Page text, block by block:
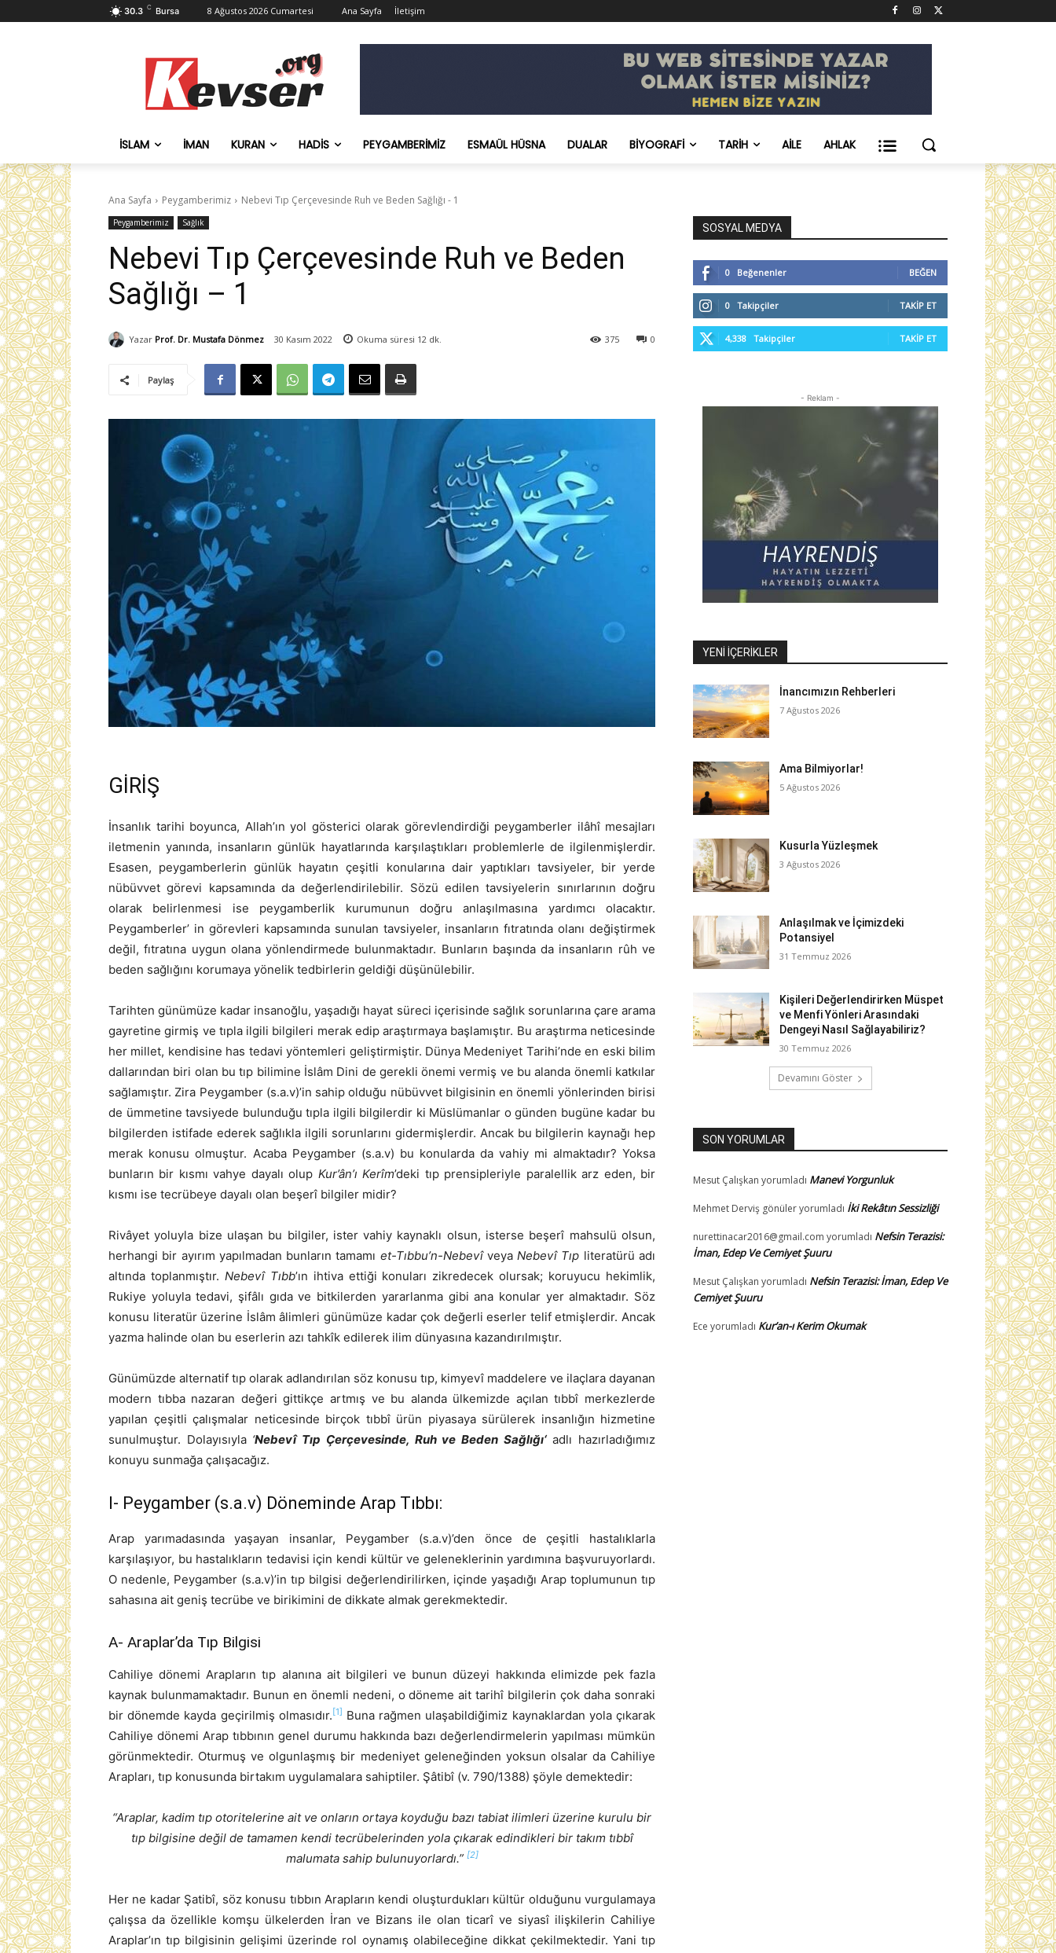
30.3 C Bursa 8 Ağustos 2026 Cumartesi Ana Sayfa İletişim
İSLAM İMAN KURAN HADIS PEYGAMBERIMIZ ESMAÜL HÜSNA DUALAR BIYOGRAFI TARIH AILE AHLAK
Ana Sayfa Peygamberimiz Nebevi Tıp Çerçevesinde Ruh ve Beden Sağlığı - 1
Peygamberimiz Sağlık
Nebevi Tıp Çerçevesinde Ruh ve Beden
Sağlığı – 1
Yazar Prof. Dr. Mustafa Dönmez 30 Kasım 2022 Okuma süresi 12 dk. 0
375
Paylaş
GİRİŞ
İnsanlık tarihi boyunca, Allah’ın yol gösterici olarak görevlendirdiği peygamberler ilâhî mesajları
iletmenin yanında, insanların günlük hayatlarında karşılaştıkları problemlerle de ilgilenmişlerdir.
Esasen, peygamberlerin günlük hayatın çeşitli konularına dair yaptıkları tavsiyeler, bir yerde
nübüvvet görevi kapsamında da değerlendirilebilir. Sözü edilen tavsiyelerin sınırlarının doğru
olarak belirlenmesi ise peygamberlik kurumunun doğru anlaşılmasına yardımcı olacaktır.
Peygamberler’ in görevleri kapsamında sunulan tavsiyeler, insanların fıtratında olanı değiştirmek
değil, fıtratına uygun olana yönlendirmede bulunmaktadır. Bunların başında da insanların rûh ve
beden sağlığını korumaya yönelik tedbirlerin geldiği düşünülebilir.
Tarihten günümüze kadar insanoğlu, yaşadığı hayat süreci içerisinde sağlık sorunlarına çare arama
gayretine girmiş ve tıpla ilgili bilgileri merak edip araştırmaya başlamıştır. Bu araştırma neticesinde
her millet, kendisine has tedavi yöntemleri geliştirmiştir. Dünya Medeniyet Tarihi’nde en eski bilim
dallarından biri olan bu tıp bilimine İslâm Dini de gerekli önemi vermiş ve bu alanda önemli katkılar
sağlamıştır. Zira Peygamber (s.a.v)’in sahip olduğu nübüvvet bilgisinin en önemli yönlerinden birisi
de ümmetine tavsiyede bulunduğu tıpla ilgili bilgilerdir ki Müslümanlar o günden bugüne kadar bu
bilgilerden istifade ederek sağlıkla ilgili sorunlarını gidermişlerdir. Ancak bu bilgilerin kaynağı hep
merak konusu olmuştur. Acaba Peygamber (s.a.v) bu konularda da vahiy mi almaktadır? Yoksa
bunların bir kısmı vahye dayalı olup Kur’ân’ı Kerîm’deki tıp prensipleriyle paralellik arz eden, bir
kısmı ise tecrübeye dayalı olan beşerî bilgiler midir?
Rivâyet yoluyla bize ulaşan bu bilgiler, ister vahiy kaynaklı olsun, isterse beşerî mahsulü olsun,
herhangi bir ayırım yapılmadan bunların tamamı et-Tıbbu’n-NebevîveyaNebevî Tıp literatürü adı
altında toplanmıştır. Nebevî Tıbb’ın ihtiva ettiği konuları zikredecek olursak; koruyucu hekimlik,
Rukiye yoluyla tedavi, şifâlı gıda ve bitkilerden yararlanma gibi ana konular yer almaktadır. Söz
konusu literatür üzerine İslâm âlimleri günümüze kadar çok değerli eserler telif etmişlerdir. Ancak
yazma halinde olan bu eserlerin azı tahkîk edilerek ilim dünyasına kazandırılmıştır.
Günümüzde alternatif tıp olarak adlandırılan söz konusu tıp, kimyevî maddelere ve ilaçlara dayanan
modern tıbba nazaran değeri gittikçe artmış ve bu alanda ülkemizde açılan tıbbî merkezlerde
yapılan çeşitli çalışmalar neticesinde birçok tıbbî ürün piyasaya sürülerek insanlığın hizmetine
sunulmuştur. Dolayısıyla ‘Nebevî Tıp Çerçevesinde, Ruh ve Beden Sağlığı‘adlı hazırladığımız
konuyu sunmağa çalışacağız.
I- Peygamber (s.a.v) Döneminde Arap Tıbbı:
Arap yarımadasında yaşayan insanlar, Peygamber (s.a.v)’den önce de çeşitli hastalıklarla
karşılaşıyor, bu hastalıkların tedavisi için kendi kültür ve geleneklerinin yardımına başvuruyorlardı.
O nedenle, Peygamber (s.a.v)’in tıp bilgisi değerlendirilirken, içinde yaşadığı Arap toplumunun tıp
sahasına ait geniş tecrübe ve birikimini de dikkate almak gerekmektedir.
A- Araplar’da Tıp Bilgisi
Cahiliye dönemi Arapların tıp alanına ait bilgileri ve bunun düzeyi hakkında elimizde pek fazla
kaynak bulunmamaktadır. Bunun en önemli nedeni, o döneme ait tarihî bilgilerin çok daha sonraki
bir dönemde kayda geçirilmiş olmasıdır. [1] Buna rağmen ulaşabildiğimiz kaynaklardan yola çıkarak
Cahiliye dönemi Arap tıbbının genel durumu hakkında bazı değerlendirmelerin yapılması mümkün
görünmektedir. Oturmuş ve olgunlaşmış bir medeniyet geleneğinden yoksun olsalar da Cahiliye
Arapları, tıp konusunda birtakım uygulamalara sahiptiler. Şâtibî (v. 790/1388) şöyle demektedir:
“Araplar, kadim tıp otoritelerine ait ve onların ortaya koyduğu bazı tabiat ilimleri üzerine kurulu bir
tıp bilgisine değil de tamamen kendi tecrübelerinden yola çıkarak edindikleri bir takım tıbbî
malumata sahip bulunuyorlardı.” [2]
Her ne kadar Şatibî, söz konusu tıbbın Arapların kendi oluşturdukları kültür olduğunu vurgulamaya
çalışsa da özellikle komşu ülkelerden İran ve Bizans ile olan ticarî ve siyasî ilişkilerin Cahiliye
Araplar’ın tıp bilgisinin gelişimi üzerinde rol oynamış olabileceğine dikkat çekilmektedir. Yani tıp
SOSYAL MEDYA
0 Beğenenler BEĞEN
0 Takipçiler TAKIP ET
4,338 Takipçiler TAKIP ET
- Reklam -
YENI İÇERIKLER
İnancımızın Rehberleri
7 Ağustos 2026
Ama Bilmiyorlar!
5 Ağustos 2026
Kusurla Yüzleşmek
3 Ağustos 2026
Anlaşılmak ve İçimizdeki
Potansiyel
31 Temmuz 2026
Kişileri Değerlendirirken Müspet
ve Menfi Yönleri Arasındaki
Dengeyi Nasıl Sağlayabiliriz?
30 Temmuz 2026
Devamını Göster
SON YORUMLAR
Mesut Çalışkan yorumladı Manevi Yorgunluk
Mehmet Derviş gönüleryorumladı İki Rekâtın Sessizliği
nurettinacar2016@gmail.com yorumladı Nefsin Terazisi:
İman, Edep Ve Cemiyet Şuuru
Mesut Çalışkan yorumladı Nefsin Terazisi: İman, Edep Ve
Cemiyet Şuuru
Ece yorumladı Kur’an-ı Kerim Okumak